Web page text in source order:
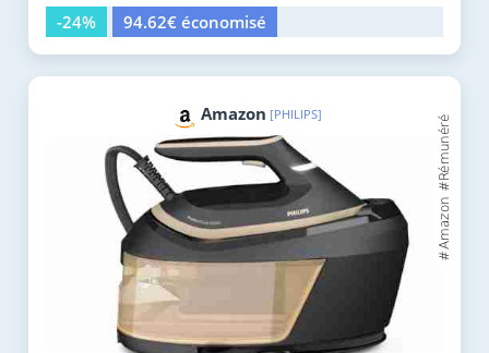
-24%
94.62€ économisé
Amazon [PHILIPS]